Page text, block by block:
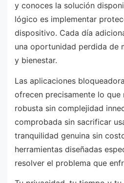
y conoces la solución
lógico es implementar
dispositivo. Cada día
una oportunidad perdida de
y bienestar.
Las aplicaciones
ofrecen precisamente lo
robusta sin complejidad
comprobada sin sacrificar
tranquilidad genuina sin
herramientas diseñadas
resolver el problema que